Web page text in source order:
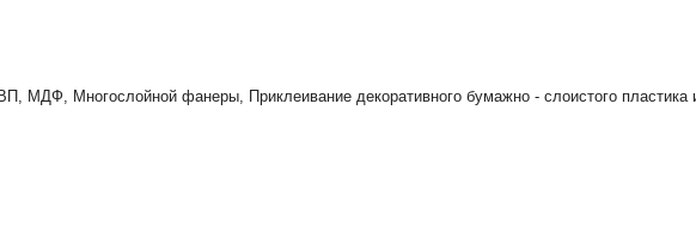
МДФ, Многослойной фанеры, Приклеивание декоративного бумажно - слоистого пластика